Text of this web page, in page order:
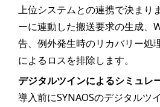
上位システムとの連携で決まり
ーに連動した搬送要求の生成、
告、例外発生時のリカバリー処
によるロスを排除します。
デジタルツインによるシミュレ
導入前にSYNAOSのデジタルツ